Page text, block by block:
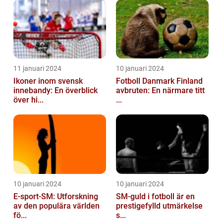
11 januari 2024
Ikoner inom svensk
innebandy: En överblick
över hi...
10 januari 2024
Fotboll Danmark Finland
avbruten: En närmare titt
...
10 januari 2024
E-sport-SM: Utforskning
av den populära världen
fö...
10 januari 2024
SM-guld i fotboll är en
prestigefylld utmärkelse
s...